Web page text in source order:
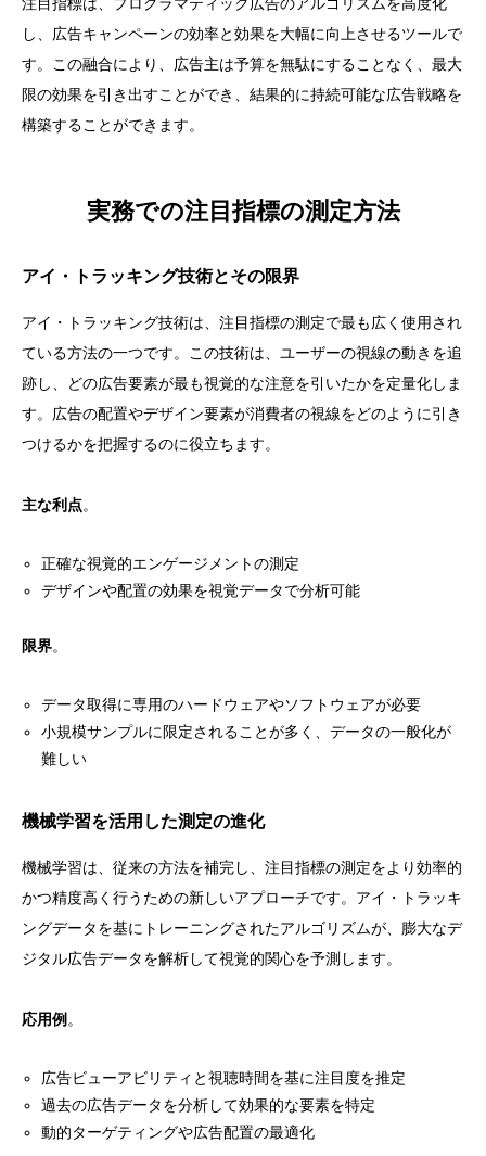
し、広告キャンペーンの効率と効果を大幅に向上させるツールで
す。この融合により、広告主は予算を無駄にすることなく、最大
限の効果を引き出すことができ、結果的に持続可能な広告戦略を
構築することができます。
実務での注目指標の測定方法
アイ・トラッキング技術とその限界
アイ・トラッキング技術は、注目指標の測定で最も広く使用され
ている方法の一つです。この技術は、ユーザーの視線の動きを追
跡し、どの広告要素が最も視覚的な注意を引いたかを定量化しま
す。広告の配置やデザイン要素が消費者の視線をどのように引き
つけるかを把握するのに役立ちます。
主な利点。
正確な視覚的エンゲージメントの測定
デザインや配置の効果を視覚データで分析可能
限界。
データ取得に専用のハードウェアやソフトウェアが必要
小規模サンプルに限定されることが多く、データの一般化が
難しい
機械学習を活用した測定の進化
機械学習は、従来の方法を補完し、注目指標の測定をより効率的
かつ精度高く行うための新しいアプローチです。アイ・トラッキ
ングデータを基にトレーニングされたアルゴリズムが、膨大なデ
ジタル広告データを解析して視覚的関心を予測します。
応用例。
広告ビューアビリティと視聴時間を基に注目度を推定
過去の広告データを分析して効果的な要素を特定
動的ターゲティングや広告配置の最適化